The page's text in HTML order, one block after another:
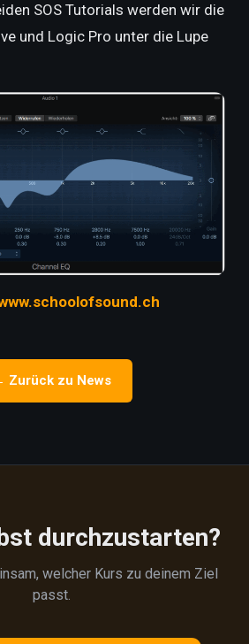
SOS Tutorials werden wir die
und Logic Pro unter die Lupe
Zurück zu News
durchzustarten?
welcher Kurs zu deinem Ziel
passt.